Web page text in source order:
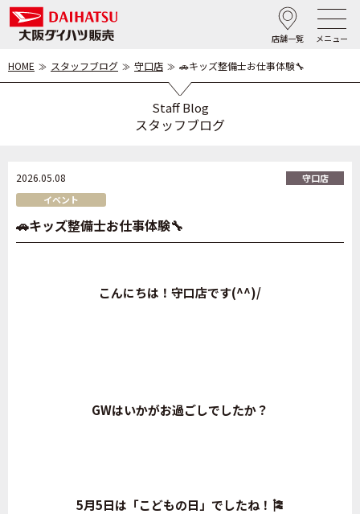
店舗一覧 メニュー
HOME スタッフブログ 守口店 🚗キッズ整備士お仕事体験🔧
Staff Blog
スタッフブログ
2026.05.08
守口店
イベント
🚗キッズ整備士お仕事体験🔧
こんにちは！守口店です(^^)/
GWはいかがお過ごしでしたか？
5月5日は「こどもの日」でしたね！🎏